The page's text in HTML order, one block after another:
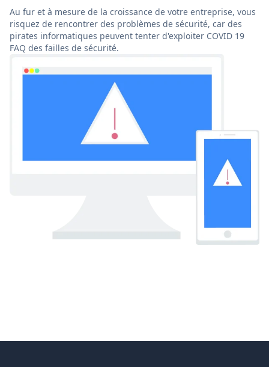
Au fur et à mesure de la croissance de votre entreprise, vous
risquez de rencontrer des problèmes de sécurité, car des
pirates informatiques peuvent tenter d'exploiter COVID 19
FAQ des failles de sécurité.